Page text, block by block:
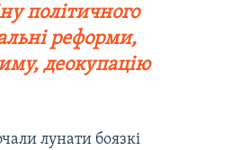
політичного
реформи,
деокупацію
лунати боязкі